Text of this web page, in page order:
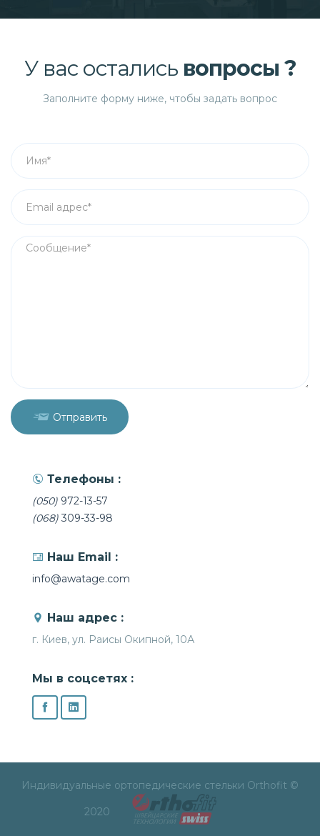
У вас остались вопросы ?
Заполните форму ниже, чтобы задать вопрос
Отправить
Телефоны :
(050) 972-13-57
(068)309-33-98
Наш Email :
info@awatage.com
Наш адрес :
г. Киев, ул. Раисы Окипной, 10А
Мы в соцсетях :
Индивидуальные ортопедические стельки Orthofit ©
2020